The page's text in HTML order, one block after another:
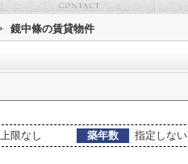
鏡中條の賃貸物件
限なし 築年数
指定しない